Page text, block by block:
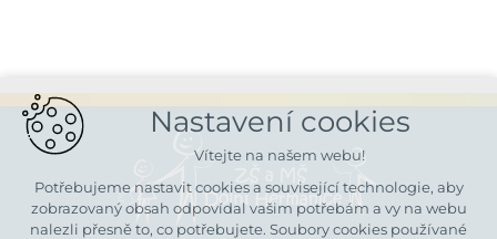
Nastavení cookies
Vítejte na našem webu!
Potřebujeme nastavit cookies a související technologie, aby
zobrazovaný obsah odpovídal vašim potřebám a vy na webu
nalezli přesně to, co potřebujete. Soubory cookies používané